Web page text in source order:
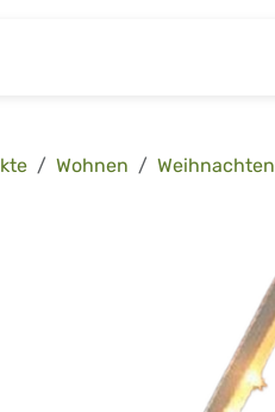
Wohnen Weihnachten